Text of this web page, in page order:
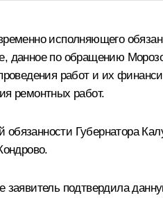
исполняющего
данное по обращению
работ и их
ремонтных работ.
Губернатора
заявитель подтвердила